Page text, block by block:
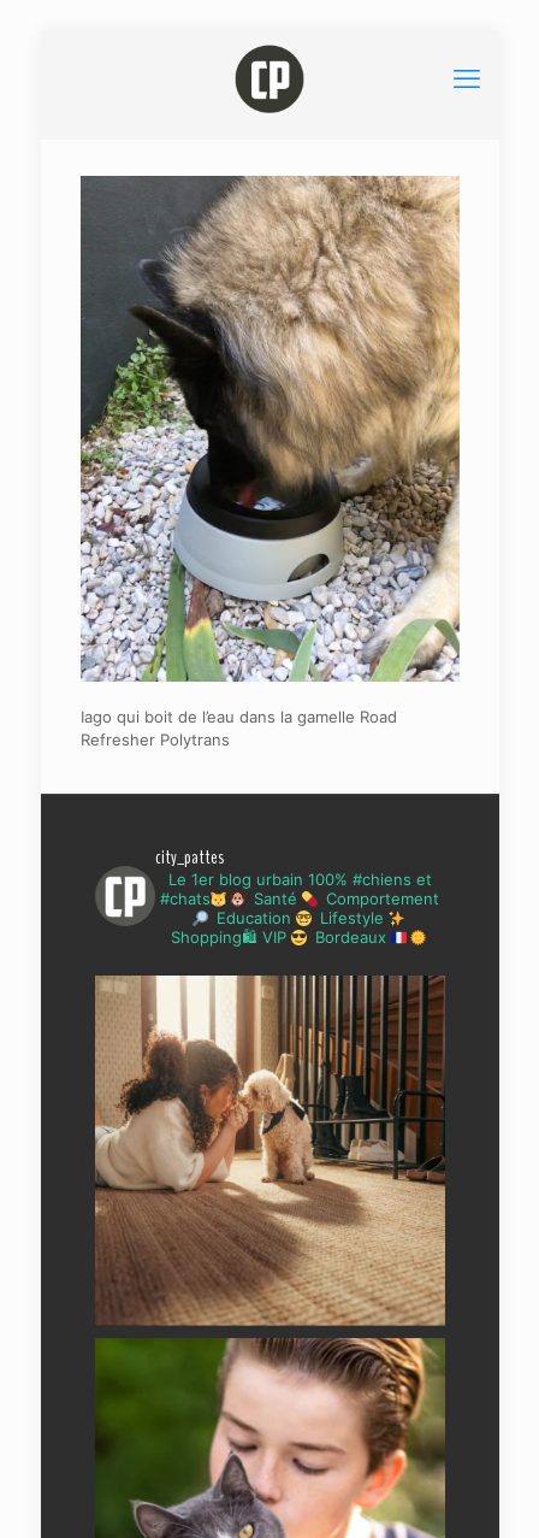
Iago qui boit de l’eau dans la gamelle Road
Refresher Polytrans
city_pattes
Le 1er blog urbain 100% #chiens et
#chats
Santé
Comportement
Education
Lifestyle
Shopping🛍 VIP
Bordeaux